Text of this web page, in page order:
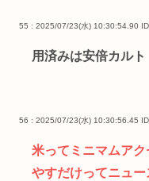
55 : 2025/07/23(水) 10:30:54.90
用済みは安倍カルト
56 : 2025/07/23(水) 10:30:56.45
米ってミニマムア
やすだけってニュ